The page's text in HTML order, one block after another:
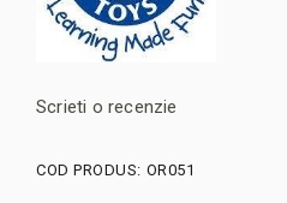
Scrieti o recenzie
COD PRODUS: OR051